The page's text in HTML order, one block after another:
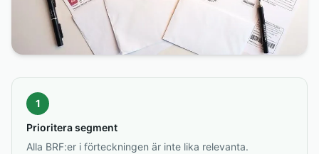
1
Prioritera segment
Alla BRF:er i förteckningen är inte lika relevanta.